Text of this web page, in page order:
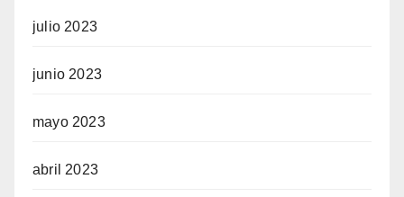
julio 2023
junio 2023
mayo 2023
abril 2023